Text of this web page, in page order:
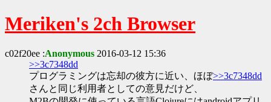
Meriken's 2ch Browser
c02f20ee :Anonymous 2016-03-12 15:36
>>3c7348dd
プログラミングは忘却の彼方に近い、ほぼ>>3c7348dd
さんと同じ利用者としての意見だけど、